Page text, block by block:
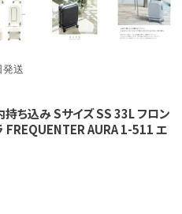
発送
持ち込み Sサイズ SS 33L フロン
FREQUENTER AURA 1-511 エ